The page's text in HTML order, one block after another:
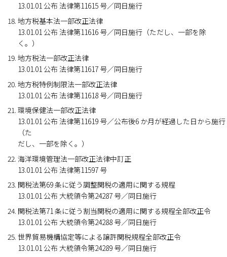
13.01.01 公布 法律第11615 号／同日施行
地方税基本法一部改正法律
13.01.01 公布 法律第11616 号／同日施行（ただし、一部を除
く。）
地方税法一部改正法律
13.01.01 公布 法律第11617 号／同日施行
地方税特例制限法一部改正法律
13.01.01 公布 法律第11618 号／同日施行
環境保健法一部改正法律
13.01.01 公布 法律第11619 号／公布後6 か月が経過した日から施行
（た
だし、一部を除く。）
海洋環境管理法一部改正法律中訂正
13.01.01 公布 法律第11597 号
関税法第69 条に従う調整関税の適用に関する規程
13.01.01 公布 大統領令第24287 号／同日施行
関税法第71 条に従う割当関税の適用に関する規程全部改正令
13.01.01 公布 大統領令第24288 号／同日施行
世界貿易機構協定等による譲許関税規程全部改正令
13.01.01 公布 大統領令第24289 号／同日施行